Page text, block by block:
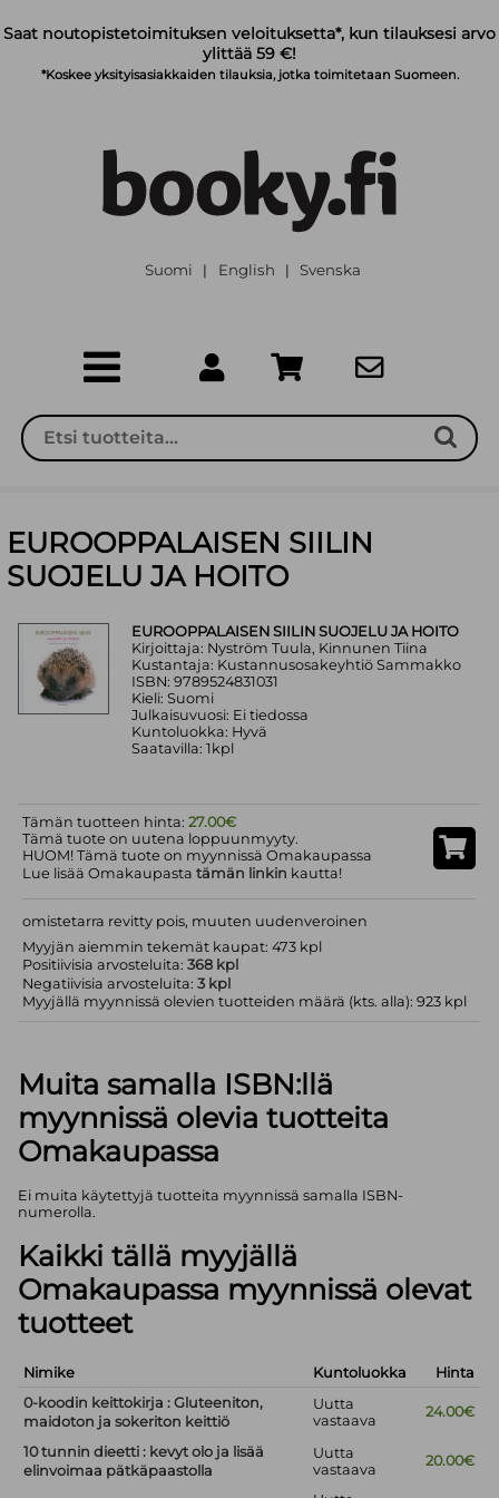
Saat noutopistetoimituksen veloituksetta*, kun tilauksesi arvo
ylittää 59 €!
*Koskee yksityisasiakkaiden tilauksia, jotka toimitetaan Suomeen.
Suomi | English | Svenska
EUROOPPALAISEN SIILIN
SUOJELU JA HOITO
EUROOPPALAISEN SIILIN SUOJELU JA HOITO
Kirjoittaja: Nyström Tuula, Kinnunen Tiina
Kustantaja: Kustannusosakeyhtiö Sammakko
ISBN: 9789524831031
Kieli: Suomi
Julkaisuvuosi: Ei tiedossa
Kuntoluokka: Hyvä
Saatavilla: 1kpl
Tämän tuotteen hinta:27.00€
Tämä tuote on uutena loppuunmyyty.
HUOM! Tämä tuote on myynnissä Omakaupassa
Lue lisää Omakaupastatämän linkin kautta!
omistetarra revitty pois, muuten uudenveroinen
Myyjän aiemmin tekemät kaupat: 473 kpl
Positiivisia arvosteluita:368 kpl
Negatiivisia arvosteluita:3 kpl
Myyjällä myynnissä olevien tuotteiden määrä (kts. alla): 923 kpl
Muita samalla ISBN:llä
myynnissä olevia tuotteita
Omakaupassa
Ei muita käytettyjä tuotteita myynnissä samalla ISBN-
numerolla.
Kaikki tällä myyjällä
Omakaupassa myynnissä olevat
tuotteet
Nimike Kuntoluokka
Hinta
0-koodin keittokirja : Gluteeniton,
maidoton ja sokeriton keittiö
Uutta
vastaava
24.00€
10 tunnin dieetti : kevyt olo ja lisää
elinvoimaa pätkäpaastolla
Uutta
vastaava
20.00€